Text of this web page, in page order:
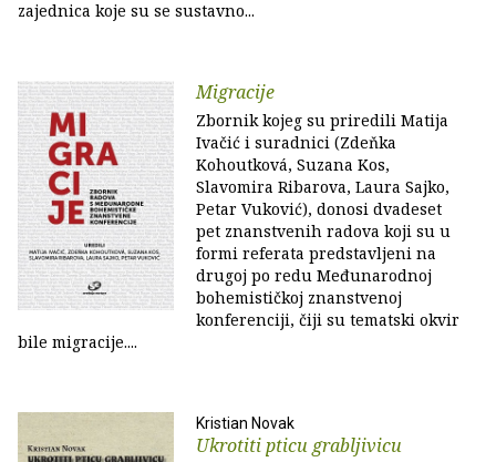
zajednica koje su se sustavno...
Migracije
Zbornik kojeg su priredili Matija
Ivačić i suradnici (Zdeňka
Kohoutková, Suzana Kos,
Slavomira Ribarova, Laura Sajko,
Petar Vuković), donosi dvadeset
pet znanstvenih radova koji su u
formi referata predstavljeni na
drugoj po redu Međunarodnoj
bohemističkoj znanstvenoj
konferenciji, čiji su tematski okvir
bile migracije....
Kristian Novak
Ukrotiti pticu grabljivicu